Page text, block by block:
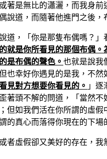
著是無比的瀟灑，而我身
說道，而隨著他進門之後
道，「你是那隻布偶嗎？
就是你所看見的那個布偶
是布偶的聲色。 也就是說我
也幸好你遇見的是我，不
見對方想要你看見的。 」
著頭不解的問道，「當然
但如我們活在你所謂的虛
的真心而落得你現在的下
者虛假卻又美好的存在，